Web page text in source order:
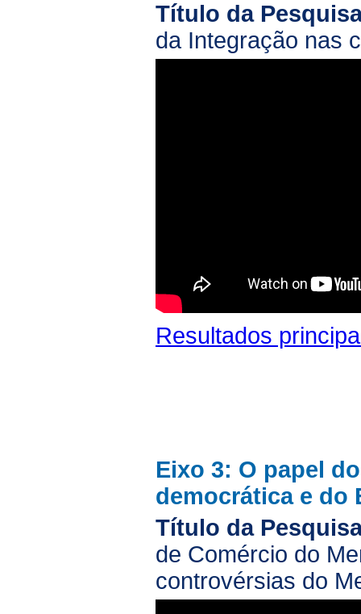
Título da
da Integração nas
Resultados
Eixo 3: O papel
democrática e do
Título da
de Comércio do
controvérsias do